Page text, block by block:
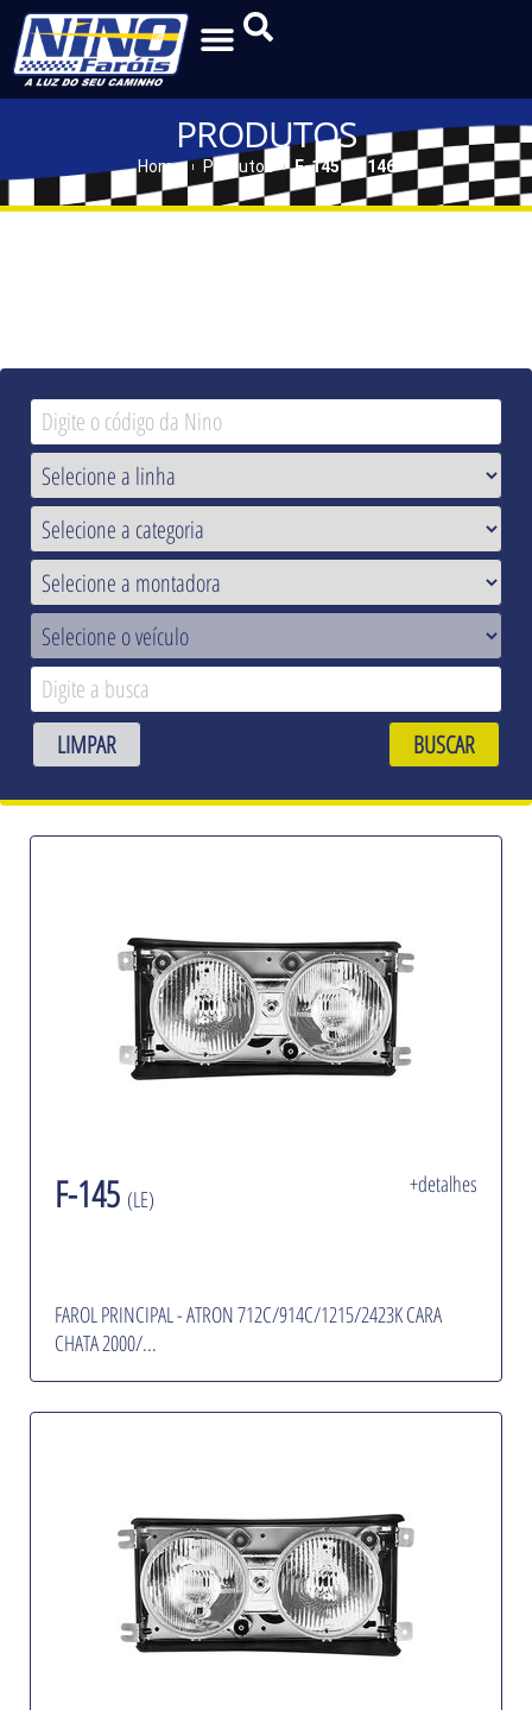
PRODUTOS
Home Produtos F-145 | F-146
LIMPAR BUSCAR
F-145 (LE)
+detalhes
FAROL PRINCIPAL - ATRON 712C/914C/1215/2423K CARA
CHATA 2000/...